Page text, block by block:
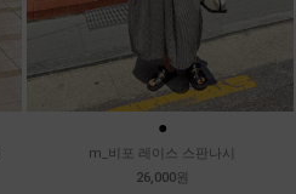
●
m_비포 레이스 스판나시
26,000원